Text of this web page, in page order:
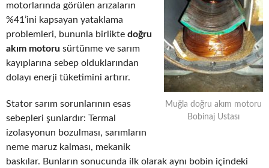
Muğla doğru akım motoru
Bobinaj Ustası
motorlarında görülen arızaların
%41’ini kapsayan yataklama
problemleri, bununla birlikte doğru
akım motoru sürtünme ve sarım
kayıplarına sebep olduklarından
dolayı enerji tüketimini artırır.
Stator sarım sorunlarının esas
sebepleri şunlardır: Termal
izolasyonun bozulması, sarımların
neme maruz kalması, mekanik
baskılar. Bunların sonucunda ilk olarak aynı bobin içindeki